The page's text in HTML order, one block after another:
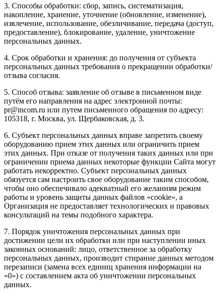
3. Способы обработки: сбор, запись, систематизация,
накопление, хранение, уточнение (обновление, изменение),
извлечение, использование, обезличивание, передача (доступ,
предоставление), блокирование, удаление, уничтожение
персональных данных.
4. Срок обработки и хранения: до получения от субъекта
персональных данных требования о прекращении обработки/
отзыва согласия.
5. Способ отзыва: заявление об отзыве в письменном виде
путём его направления на адрес электронной почты:
pr@incom.ru или путем письменного обращения по адресу:
105318, г. Москва, ул. Щербаковская, д. 3.
6. Субъект персональных данных вправе запретить своему
оборудованию прием этих данных или ограничить прием
этих данных. При отказе от получения таких данных или при
ограничении приема данных некоторые функции Сайта могут
работать некорректно. Субъект персональных данных
обязуется сам настроить свое оборудование таким способом,
чтобы оно обеспечивало адекватный его желаниям режим
работы и уровень защиты данных файлов «cookie», а
Организация не предоставляет технологических и правовых
консультаций на темы подобного характера.
7. Порядок уничтожения персональных данных при
достижении цели их обработки или при наступлении иных
законных оснований: лицо, ответственное за обработку
персональных данных, производит стирание данных методом
перезаписи (замена всех единиц хранения информации на
«0») с составлением акта об уничтожении персональных
данных.